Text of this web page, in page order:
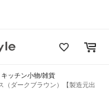
キッチン小物/雑貨
（ダークブラウン）【製造元出